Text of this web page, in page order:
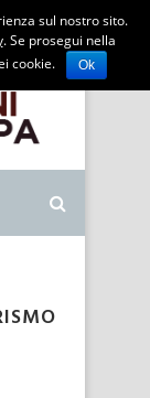
sul nostro sito.
. Se prosegui nella
cookie.
Ok